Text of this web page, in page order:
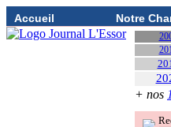
Accueil Notre
+ nos